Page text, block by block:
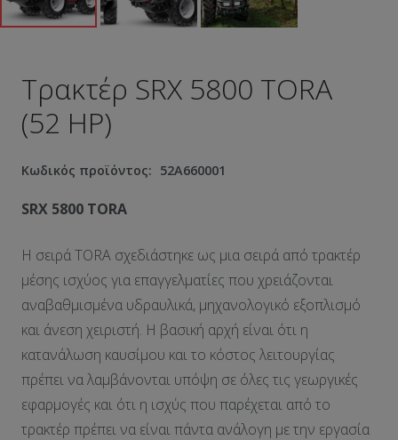
Τρακτέρ SRX 5800 TORA
(52 HP)
Κωδικός προϊόντος: 52A660001
SRX 5800 TORA
Η σειρά TORA σχεδιάστηκε ως μια σειρά από τρακτέρ
μέσης ισχύος για επαγγελματίες που χρειάζονται
αναβαθμισμένα υδραυλικά, μηχανολογικό εξοπλισμό
και άνεση χειριστή. Η βασική αρχή είναι ότι η
κατανάλωση καυσίμου και το κόστος λειτουργίας
πρέπει να λαμβάνονται υπόψη σε όλες τις γεωργικές
εφαρμογές και ότι η ισχύς που παρέχεται από το
τρακτέρ πρέπει να είναι πάντα ανάλογη με την εργασία